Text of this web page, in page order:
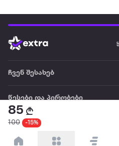
85
100 -15%
ჩვენ შესახებ
წესები და პირობები
პარტნიორებისთვის